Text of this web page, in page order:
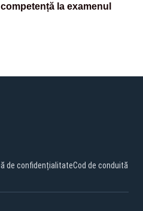
la examenul
de confidențialitateCod de conduită